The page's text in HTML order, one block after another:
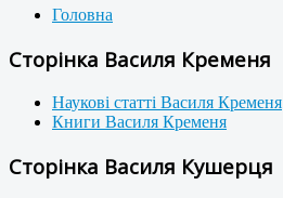
Головна
Сторінка Василя Кременя
Наукові статті Василя Кременя
Книги Василя Кременя
Сторінка Василя Кушерця